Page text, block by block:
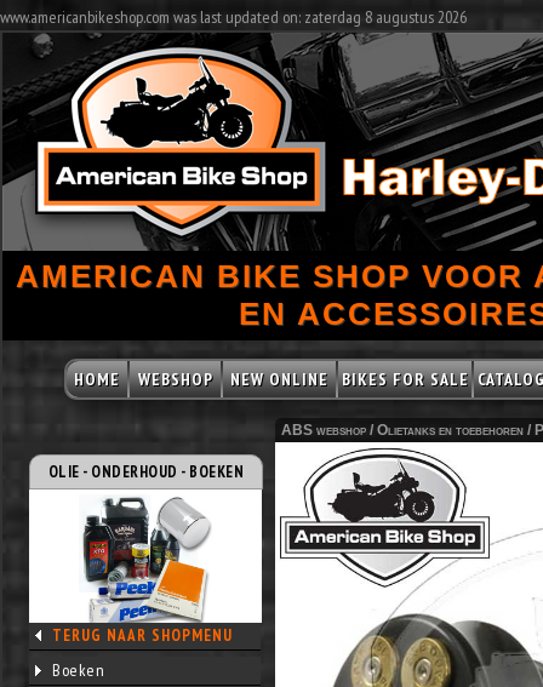
www.americanbikeshop.com was last updated on: zaterdag 8 augustus 2026
AMERICAN BIKE SHOP VOOR
EN
HOME WEBSHOP NEW ONLINE BIKES FOR SALE
OLIE - ONDERHOUD - BOEKEN
TERUG NAAR SHOPMENU
Boeken
ABS webshop / Olietanks en toebehoren /